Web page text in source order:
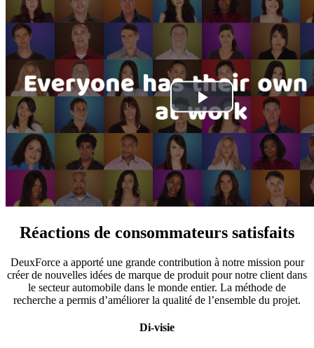
Réactions de consommateurs satisfaits
DeuxForce a apporté une grande contribution à notre mission pour
créer de nouvelles idées de marque de produit pour notre client dans
le secteur automobile dans le monde entier. La méthode de
recherche a permis d’améliorer la qualité de l’ensemble du projet.
Di-visie